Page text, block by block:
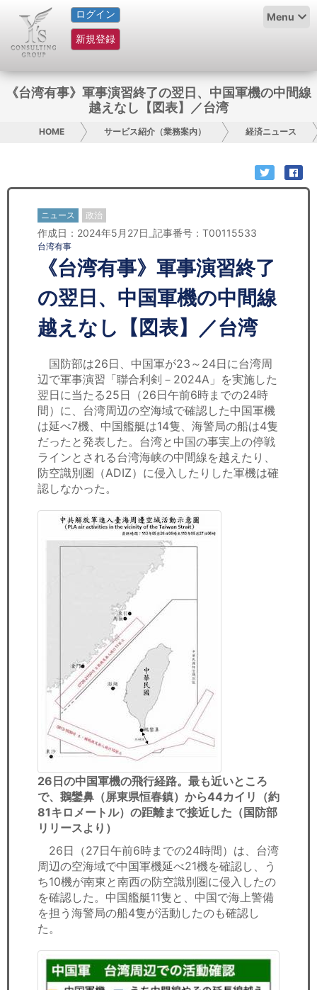
ログイン
新規登録
Menu
HOME
サービス紹介
コラム
お問い合わせ
日本人にPR
コンサルティング
リサーチ
セミナー
労務顧問
ＩＴ
飲食店情報
《台湾有事》軍事演習終了の翌日、中国軍機の中間線
越えなし【図表】／台湾
HOME サービス紹介（業務案内） 経済ニュース
ニュース 政治
作成日：2024年5月27日_記事番号：T00115533
台湾有事
《台湾有事》軍事演習終了
の翌日、中国軍機の中間線
越えなし【図表】／台湾
国防部は26日、中国軍が23～24日に台湾周
辺で軍事演習「聯合利剣－2024A」を実施した
翌日に当たる25日（26日午前6時までの24時
間）に、台湾周辺の空海域で確認した中国軍機
は延べ7機、中国艦艇は14隻、海警局の船は4隻
だったと発表した。台湾と中国の事実上の停戦
ラインとされる台湾海峡の中間線を越えたり、
防空識別圏（ADIZ）に侵入したりした軍機は確
認しなかった。
26日の中国軍機の飛行経路。最も近いところ
で、鵝鑾鼻（屏東県恒春鎮）から44カイリ（約
81キロメートル）の距離まで接近した（国防部
リリースより）
26日（27日午前6時までの24時間）は、台湾
周辺の空海域で中国軍機延べ21機を確認し、う
ち10機が南東と南西の防空識別圏に侵入したの
を確認した。中国艦艇11隻と、中国で海上警備
を担う海警局の船4隻が活動したのも確認し
た。